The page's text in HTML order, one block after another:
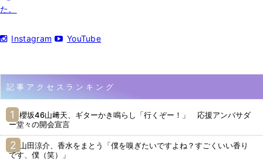
た。
Instagram YouTube
記事アクセスランキング
櫻坂46山﨑天、ギターかき鳴らし「行くぞー！」 応援アンバサダ
ー堂々の開会宣言
山田涼介、香水をまとう「僕を嗅ぎたいですよね？すごくいい香り
です、僕（笑）」